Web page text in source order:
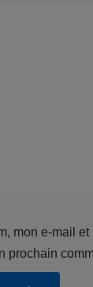
mon e-mail
prochain